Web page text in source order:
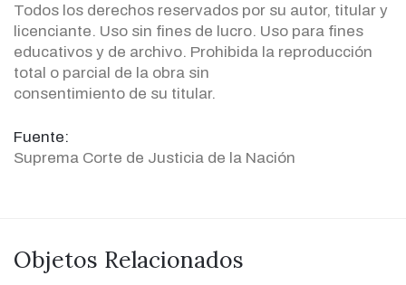
Todos los derechos reservados por su autor, titular y
licenciante. Uso sin fines de lucro. Uso para fines
educativos y de archivo. Prohibida la reproducción
total o parcial de la obra sin
consentimiento de su titular.
Fuente:
Suprema Corte de Justicia de la Nación
Objetos Relacionados